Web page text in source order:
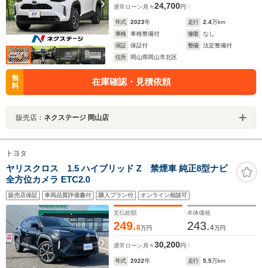
通常ローン 月々24,700円
年式 2023年 走行 2.4万km
車検
車検整備付 修復
なし
保証
保証付 整備
法定整備付
住所
岡山県岡山市北区
無
料
在庫確認・見積依頼
販売店： ネクステージ 岡山店
トヨタ
ヤリスクロス 1.5 ハイブリッド Z 禁煙車 純正8型ナビ
全方位カメラ ETC2.0
販売店保証 車両品質評価書付 購入プラン付 オンライン相談可
支払総額
249.8万円
本体価格
243.4万円
通常ローン 月々30,200円
年式 2022年 走行 5.5万km